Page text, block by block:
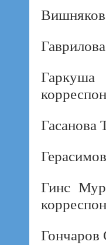
Гасанова
Гинс
Гончаров